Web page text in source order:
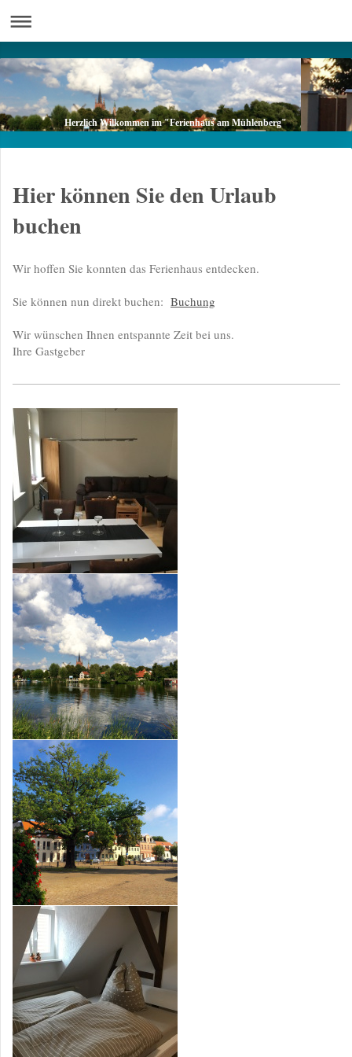
Herzlich Wilkommen im "Ferienhaus am Mühlenberg"
Hier können Sie den Urlaub
buchen
Wir hoffen Sie konnten das Ferienhaus entdecken.
Sie können nun direkt buchen: Buchung
Wir wünschen Ihnen entspannte Zeit bei uns.
Ihre Gastgeber